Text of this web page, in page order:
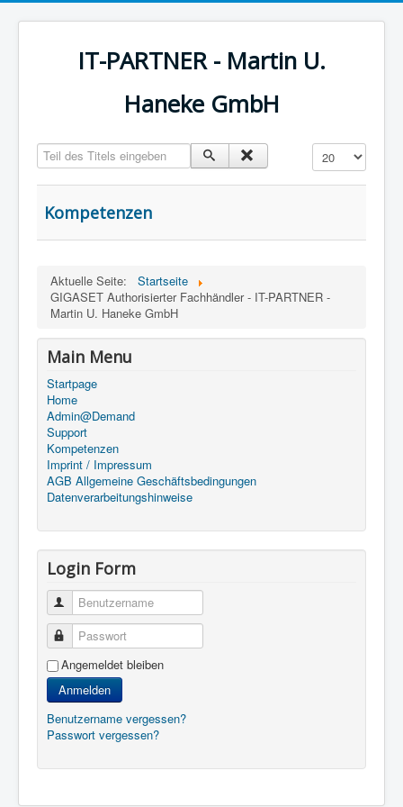
IT-PARTNER - Martin U.
Haneke GmbH
Teil des Titels eingeben Anzeige #
Kompetenzen
Aktuelle Seite:
Startseite
GIGASET Authorisierter Fachhändler - IT-PARTNER -
Martin U. Haneke GmbH
Main Menu
Startpage
Home
Admin@Demand
Support
Kompetenzen
Imprint / Impressum
AGB Allgemeine Geschäftsbedingungen
Datenverarbeitungshinweise
Login Form
Benutzername
Passwort
Angemeldet bleiben
Anmelden
Benutzername vergessen?
Passwort vergessen?